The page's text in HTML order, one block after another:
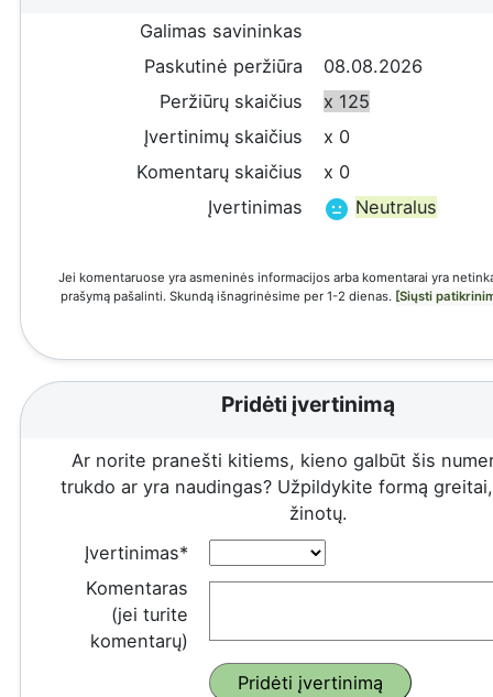
Galimas savininkas
Paskutinė peržiūra
08.08.2026
Peržiūrų skaičius
x 125
Įvertinimų skaičius
x 0
Komentarų skaičius
x 0
Įvertinimas
Neutralus
Jei komentaruose yra asmeninės informacijos arba komentarai yra
prašymą pašalinti. Skundą išnagrinėsime per 1-2 dienas. [Siųsti
Pridėti įvertinimą
Ar norite pranešti kitiems, kieno galbūt šis
trukdo ar yra naudingas? Užpildykite formą
žinotų.
Įvertinimas*
Komentaras
(jei turite
komentarų)